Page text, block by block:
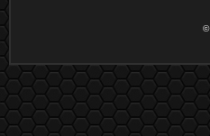
©